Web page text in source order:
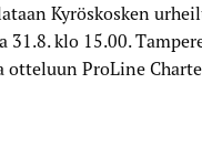
Kyröskosken
31.8. klo 15.00.
otteluun ProLine